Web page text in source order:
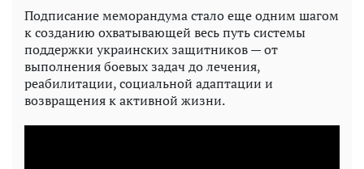
Подписание меморандума стало еще одним шагом
к созданию охватывающей весь путь системы
поддержки украинских защитников — от
выполнения боевых задач до лечения,
реабилитации, социальной адаптации и
возвращения к активной жизни.